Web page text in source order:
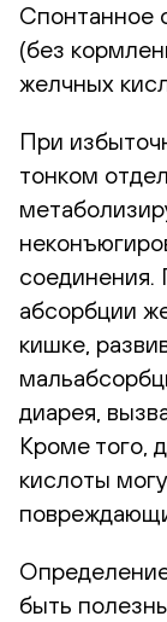
Спонтанное
(без
желчных
При
тонком
соединения.
абсорбции
кишке,
диарея,
Кроме того,
кислоты
быть